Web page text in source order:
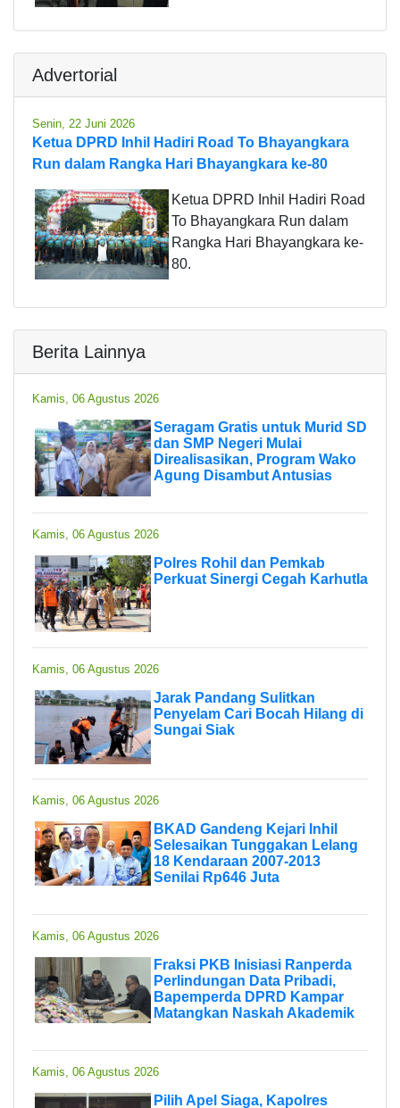
Advertorial
Senin, 22 Juni 2026
Ketua DPRD Inhil Hadiri Road To Bhayangkara
Run dalam Rangka Hari Bhayangkara ke-80
Ketua DPRD Inhil Hadiri Road
To Bhayangkara Run dalam
Rangka Hari Bhayangkara ke-
80.
Berita Lainnya
Kamis, 06 Agustus 2026
Seragam Gratis untuk Murid SD
dan SMP Negeri Mulai
Direalisasikan, Program Wako
Agung Disambut Antusias
Kamis, 06 Agustus 2026
Polres Rohil dan Pemkab
Perkuat Sinergi Cegah Karhutla
Kamis, 06 Agustus 2026
Jarak Pandang Sulitkan
Penyelam Cari Bocah Hilang di
Sungai Siak
Kamis, 06 Agustus 2026
BKAD Gandeng Kejari Inhil
Selesaikan Tunggakan Lelang
18 Kendaraan 2007-2013
Senilai Rp646 Juta
Kamis, 06 Agustus 2026
Fraksi PKB Inisiasi Ranperda
Perlindungan Data Pribadi,
Bapemperda DPRD Kampar
Matangkan Naskah Akademik
Kamis, 06 Agustus 2026
Pilih Apel Siaga, Kapolres